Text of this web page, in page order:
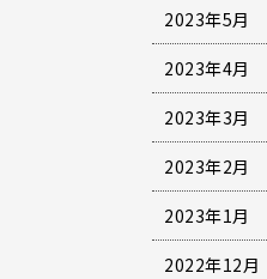
2023年5月
2023年4月
2023年3月
2023年2月
2023年1月
2022年12月